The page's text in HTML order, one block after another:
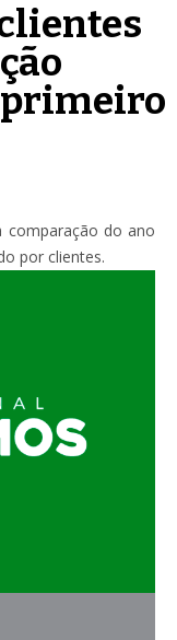
primeiro
comparação do ano
por clientes.